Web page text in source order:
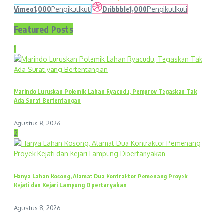
Vimeo1,000PengikutIkuti Dribbble1,000PengikutIkuti
Featured Posts
1
Marindo Luruskan Polemik Lahan Ryacudu, Pemprov Tegaskan Tak
Ada Surat Bertentangan
Agustus 8, 2026
2
Hanya Lahan Kosong, Alamat Dua Kontraktor Pemenang Proyek
Kejati dan Kejari Lampung Dipertanyakan
Agustus 8, 2026